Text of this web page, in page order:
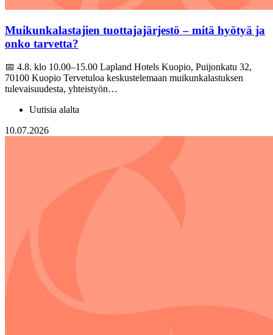
Muikunkalastajien tuottajajärjestö – mitä hyötyä ja
onko tarvetta?
📅 4.8. klo 10.00–15.00 Lapland Hotels Kuopio, Puijonkatu 32,
70100 Kuopio Tervetuloa keskustelemaan muikunkalastuksen
tulevaisuudesta, yhteistyön…
Uutisia alalta
10.07.2026